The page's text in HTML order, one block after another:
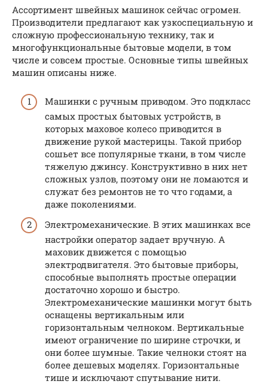
Ассортимент швейных машинок сейчас огромен.
Производители предлагают как узкоспециальную и
сложную профессиональную технику, так и
многофункциональные бытовые модели, в том
числе и совсем простые. Основные типы швейных
машин описаны ниже.
Машинки с ручным приводом. Это подкласс
самых простых бытовых устройств, в
которых маховое колесо приводится в
движение рукой мастерицы. Такой прибор
сошьет все популярные ткани, в том числе
тяжелую джинсу. Конструктивно в них нет
сложных узлов, поэтому они не ломаются и
служат без ремонтов не то что годами, а
даже поколениями.
Электромеханические. В этих машинках все
настройки оператор задает вручную. А
маховик движется с помощью
электродвигателя. Это бытовые приборы,
способные выполнять простые операции
достаточно хорошо и быстро.
Электромеханические машинки могут быть
оснащены вертикальным или
горизонтальным челноком. Вертикальные
имеют ограничение по ширине строчки, и
они более шумные. Такие челноки стоят на
более дешевых моделях. Горизонтальные
тише и исключают спутывание нити.